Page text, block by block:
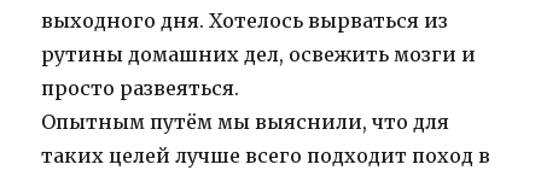
выходного дня. Хотелось вырваться из
рутины домашних дел, освежить мозги и
просто развеяться.
Опытным путём мы выяснили, что для
таких целей лучше всего подходит поход в